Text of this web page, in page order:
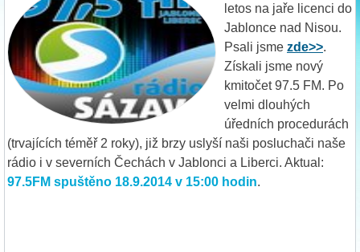
letos na jaře licenci do
Jablonce nad Nisou.
Psali jsme zde>>.
Získali jsme nový
kmitočet 97.5 FM. Po
velmi dlouhých
úředních procedurách
(trvajících téměř 2 roky), již brzy uslyší naši posluchači naše
rádio i v severních Čechách v Jablonci a Liberci. Aktual:
97.5FM spuštěno 18.9.2014 v 15:00 hodin.